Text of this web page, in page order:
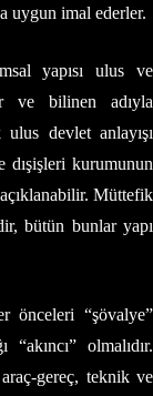
uygun imal ederler.
yapısı ulus ve
ve bilinen adıyla
devlet anlayışı
kurumunun
Müttefik
bütün bunlar yapı
önceleri “şövalye”
olmalıdır.
gereç, teknik ve